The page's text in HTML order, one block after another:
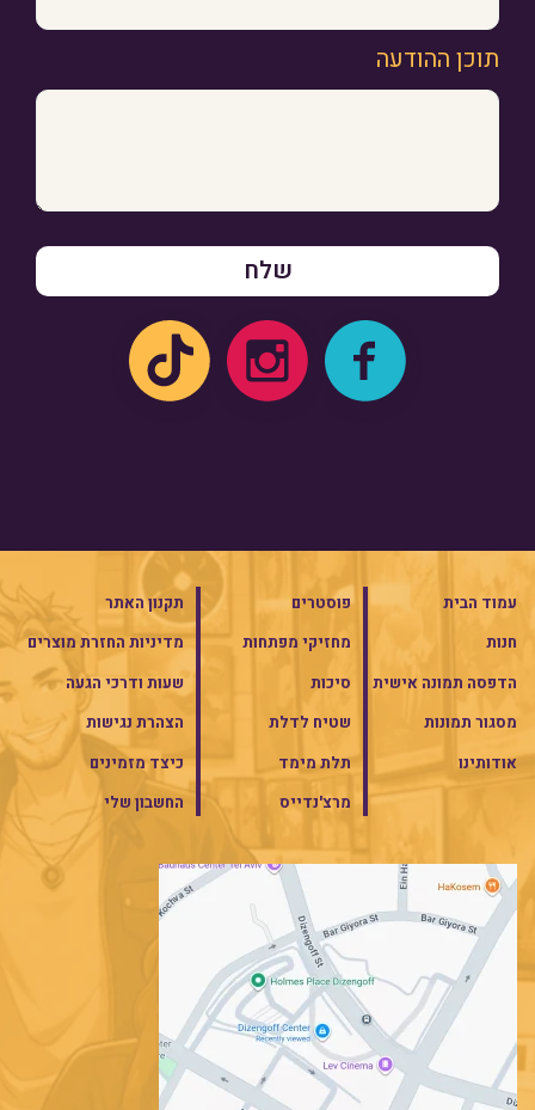
תוכן ההודעה
עמוד הבית
חנות
הדפסה תמונה אישית
מסגור תמונות
אודותינו
פוסטרים
מחזיקי מפתחות
סיכות
שטיח לדלת
תלת מימד
מרצ'נדייס
תקנון האתר
מדיניות החזרת מוצרים
שעות ודרכי הגעה
הצהרת נגישות
כיצד מזמינים
החשבון שלי